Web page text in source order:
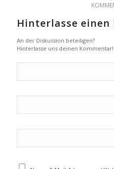
Hinterlasse einen
An der Diskussion beteiligen?
Hinterlasse uns deinen Kommentar!